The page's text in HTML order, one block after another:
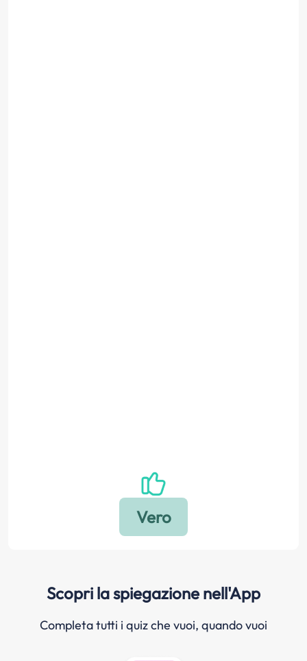
Scopri la spiegazione nell'App
Completa tutti i quiz che vuoi, quando vuoi